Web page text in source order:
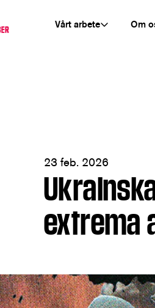
Vårt arbete Om
23 feb. 2026
extrema